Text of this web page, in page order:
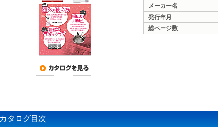
メーカー名
発行年月
総ページ数
カタログ目次